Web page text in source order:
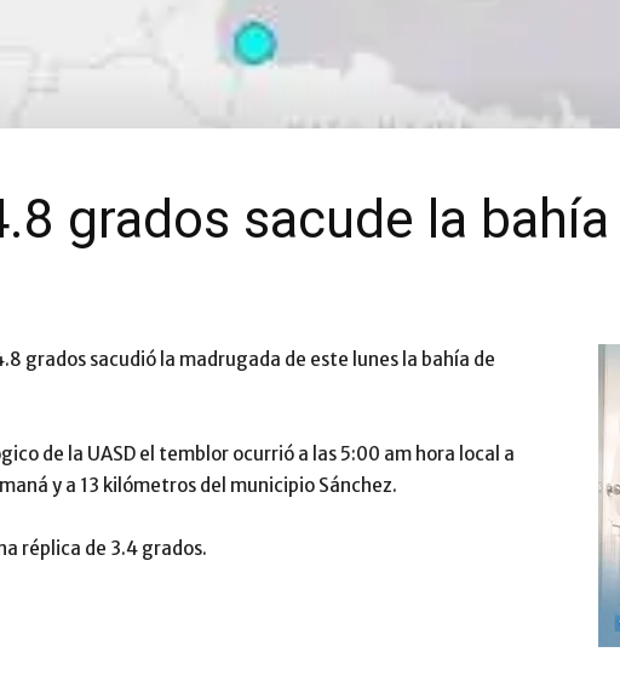
grados sacude la
grados sacudió la madrugada de este lunes la bahía de
de la UASD el temblor ocurrió a las 5:00 am hora local a
y a 13 kilómetros del municipio Sánchez.
réplica de 3.4 grados.